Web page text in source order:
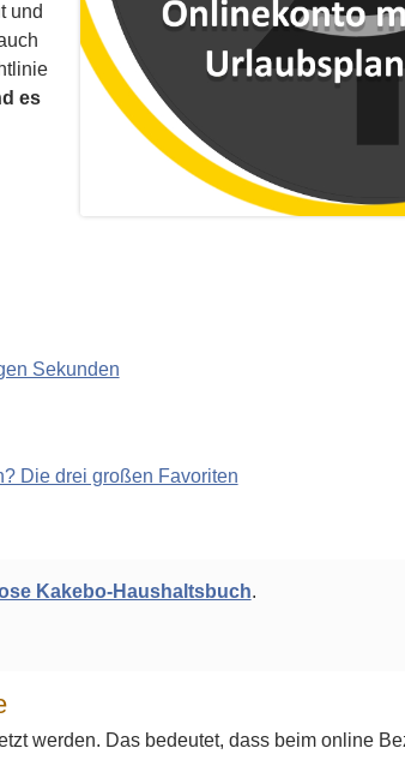
und
es
Sekunden
Die drei großen Favoriten
Kakebo-Haushaltsbuch.
werden. Das bedeutet, dass beim online